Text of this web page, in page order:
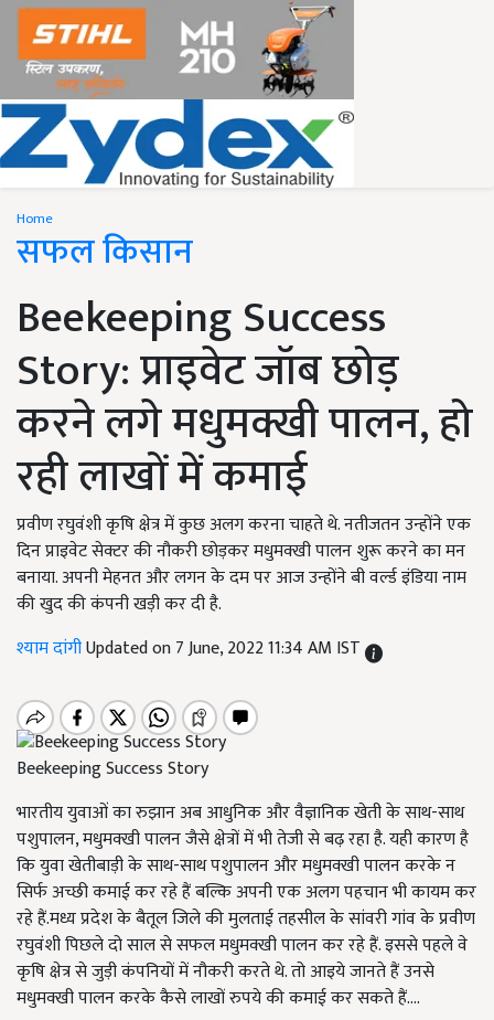
Home
सफल किसान
Beekeeping Success
Story: प्राइवेट जॉब छोड़
करने लगे मधुमक्खी पालन, हो
रही लाखों में कमाई
प्रवीण रघुवंशी कृषि क्षेत्र में कुछ अलग करना चाहते थे. नतीजतन उन्होंने एक
दिन प्राइवेट सेक्टर की नौकरी छोड़कर मधुमक्खी पालन शुरू करने का मन
बनाया. अपनी मेहनत और लगन के दम पर आज उन्होंने बी वर्ल्ड इंडिया नाम
की खुद की कंपनी खड़ी कर दी है.
श्याम दांगीUpdated on 7 June, 2022 11:34 AM IST
Beekeeping Success Story
भारतीय युवाओं का रुझान अब आधुनिक और वैज्ञानिक खेती के साथ-साथ
पशुपालन, मधुमक्खी पालन जैसे क्षेत्रों में भी तेजी से बढ़ रहा है. यही कारण है
कि युवा खेतीबाड़ी के साथ-साथ पशुपालन और मधुमक्खी पालन करके न
सिर्फ अच्छी कमाई कर रहे हैं बल्कि अपनी एक अलग पहचान भी कायम कर
रहे हैं.मध्य प्रदेश के बैतूल जिले की मुलताई तहसील के सांवरी गांव के प्रवीण
रघुवंशी पिछले दो साल से सफल मधुमक्खी पालन कर रहे हैं. इससे पहले वे
कृषि क्षेत्र से जुड़ी कंपनियों में नौकरी करते थे. तो आइये जानते हैं उनसे
मधुमक्खी पालन करके कैसे लाखों रुपये की कमाई कर सकते हैं….